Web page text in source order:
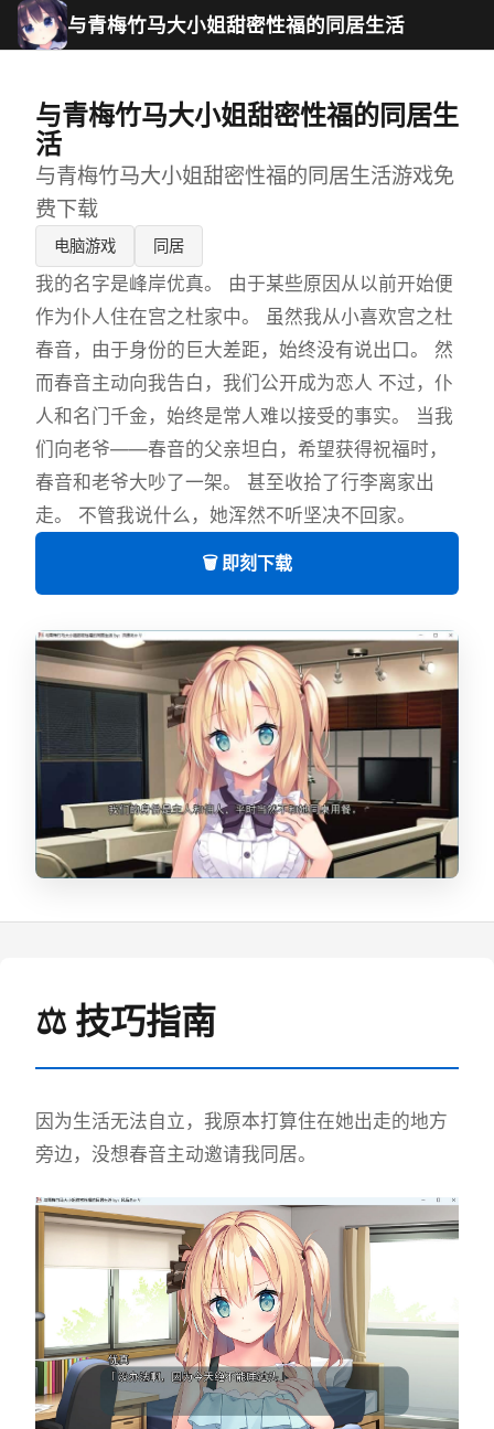
与青梅竹马大小姐甜密性福的同居生活
与青梅竹马大小姐甜密性福的同居生
活
与青梅竹马大小姐甜密性福的同居生活游戏免
费下载
电脑游戏 同居
我的名字是峰岸优真。 由于某些原因从以前开始便
作为仆人住在宫之杜家中。 虽然我从小喜欢宫之杜
春音，由于身份的巨大差距，始终没有说出口。 然
而春音主动向我告白，我们公开成为恋人 不过，仆
人和名门千金，始终是常人难以接受的事实。 当我
们向老爷——春音的父亲坦白，希望获得祝福时，
春音和老爷大吵了一架。 甚至收拾了行李离家出
走。 不管我说什么，她浑然不听坚决不回家。
🗑️ 即刻下载
⚖️ 技巧指南
因为生活无法自立，我原本打算住在她出走的地方
旁边，没想春音主动邀请我同居。